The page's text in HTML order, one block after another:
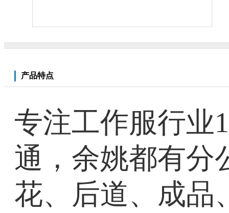
产品特点
专注工作服行业
通，余姚都有分
花、后道、成品